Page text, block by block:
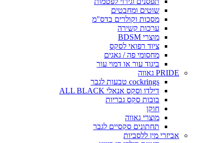
שוטים ומחבטים
מסכות וקולרים בדס"מ
ערכות קשירה
מוצרי BDSM
ציוד רפואי לסקס
מחסומי פה / גאגים
ביגוד עור או דמוי עור
PRIDE גאווה
cockrings טבעות לגבר
דילדו וסקס אנאלי ALL BLACK
בובות סקס גבריות
חוקן
מוצרי גאווה
תחתונים סקסיים לגבר
אביזרי מין ללסביות